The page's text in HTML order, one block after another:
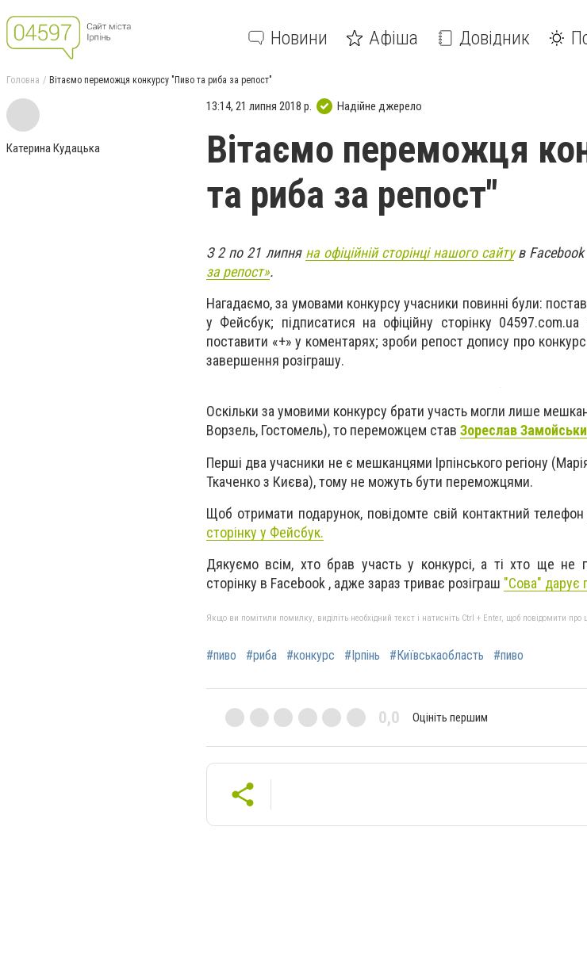
Новини Афіша Довідник
Головна Вітаємо переможця конкурсу "Пиво та риба за репост"
Катерина Кудацька
13:14, 21 липня 2018 р. Надійне джерело
Вітаємо переможця
та риба за репост"
З 2 по 21 липня на офіційній сторінці нашого сайтув Facebook
за репост».
Нагадаємо, за умовами конкурсу учасники повинні були:
у Фейсбук; підписатися на офiцiйну сторiнку
поставити «+» у коментарях; зроби репост допису про
завершення розіграшу.
Оскільки за умовими конкурсу брати участь могли лише
Ворзель, Гостомель), то переможцем став Зореслав
Перші два учасники не є мешканцями Ірпінського регіону
Ткаченко з Києва), тому не можуть бути переможцями.
Щоб отримати подарунок, повідомте свій контактний
сторінку у Фейсбук.
Дякуємо всім, хто брав участь у конкурсі, а ті хто ще не
сторінку в Facebook , адже зараз триває розіграш "Сова" дарує
Якщо ви помітили помилку, виділіть необхідний текст і натисніть Ctrl + Enter, щоб повідомити про
#пиво #риба #конкурс #Ірпінь #Київськаобласть #пиво
0,0 Оцініть першим